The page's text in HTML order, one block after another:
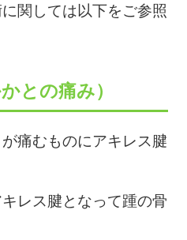
関しては以下をご参照
との痛み）
痛むものにアキレス腱
レス腱となって踵の骨